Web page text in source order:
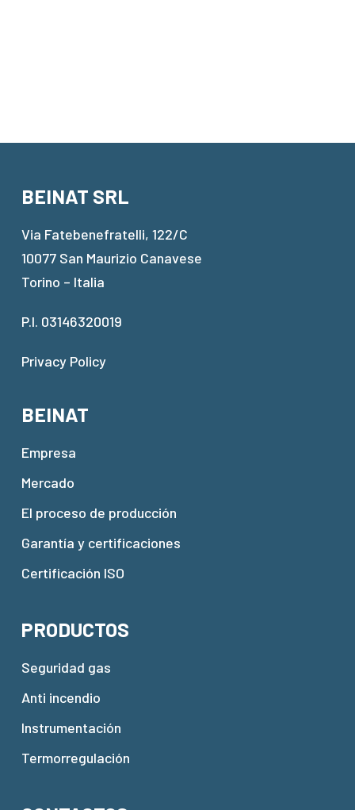
BEINAT SRL
Via Fatebenefratelli, 122/C
10077 San Maurizio Canavese
Torino – Italia
P.I. 03146320019
Privacy Policy
BEINAT
Empresa
Mercado
El proceso de producción
Garantía y certificaciones
Certificación ISO
PRODUCTOS
Seguridad gas
Anti incendio
Instrumentación
Termorregulación